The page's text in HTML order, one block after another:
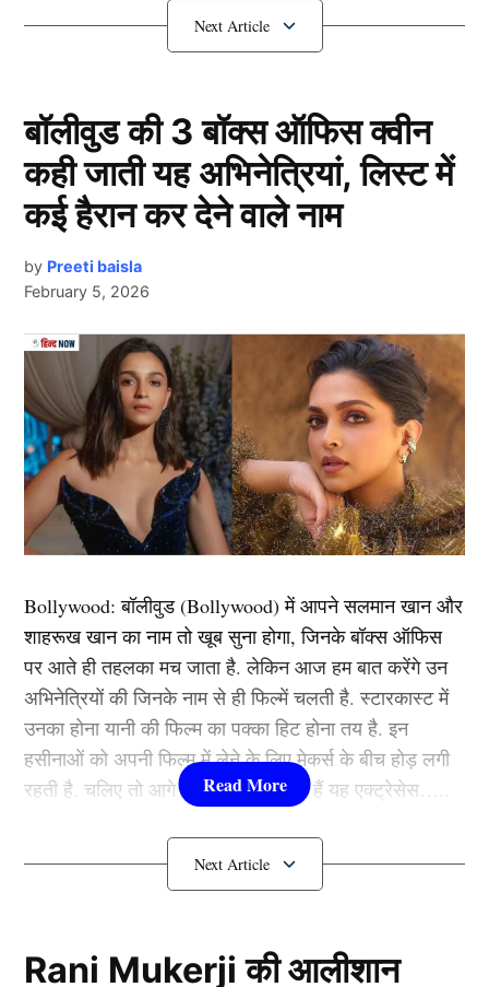
ICC ने लिया एक्शन
Icc Pom
दरअसल, इंटरनेशनल क्रिकेट कॉउंसिल ने संयुक्त राज्य अमेरिका
में खेली जा रही नेशनल क्रिकेट लीग (NCL) को बैन कर दिया
है। आईसीसी (ICC) का कहना है कि यह लीग प्लेइंग इलेवन समेत
कई अन्य नियमों का उल्लंघन कर रही थी। आपको बता दें कि
आईसीसी ने करीब एक साल पहले ही दुनिया भर में टी20 और
कठोरता से लागु किया जा रहा है। एनसीएल पर लगा बैन भी इसी
का उदाहरण है।
यह भी पढ़ें:
पिंक बॉल टेस्ट के बीच अचानक छिनी गई रोहित शर्मा
से कप्तानी! अब ये दिग्गज संभालेगा टीम इंडिया की जिम्मेदारी
प्लेइंग XI के नियम का हुआ उल्लंघन
Next Article
बॉलीवुड की 3 बॉक्स ऑफिस क्वीन
कही जाती यह अभिनेत्रियां, लिस्ट में
कई हैरान कर देने वाले नाम
by Preeti baisla
February 5, 2026
Bollywood:बॉलीवुड (Bollywood)में आपने सलमान खान और
शाहरूख खान का नाम तो खूब सुना होगा, जिनके बॉक्स ऑफिस
पर आते ही तहलका मच जाता है. लेकिन आज हम बात करेंगे उन
अभिनेत्रियों की जिनके नाम से ही फिल्में चलती है. स्टारकास्ट में
उनका होना यानी की फिल्म का पक्का हिट होना तय है. इन
हसीनाओं को अपनी फिल्म में लेने के लिए मेकर्स के बीच होड़ लगी
रहती है. चलिए तो आगे जानते हैं कौन-कौन हैं यह एक्ट्रेसेस…..
कौन हैंBollywood की यह हसीनाएं?
Padukone)
Rani Mukerji की आलीशान